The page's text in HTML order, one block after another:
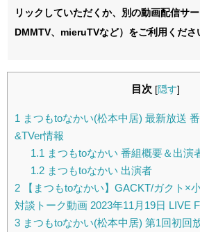
リックしていただくか、別の動画配信サ
DMMTV、mieruTVなど）をご利用くださ
目次 [隠す]
1 まつもtoなかい(松本中居) 最新放送
&TVer情報
1.1 まつもtoなかい 番組概要＆出演
1.2まつもtoなかい 出演者
2 【まつもtoなかい】GACKT/ガクト×
対談トーク動画 2023年11月19日 LIVE
3 まつもtoなかい(松本中居) 第1回初回